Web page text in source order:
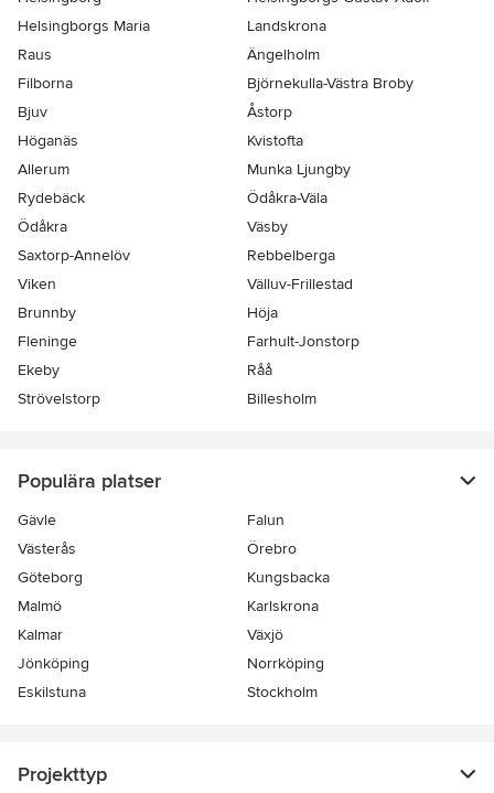
Helsingborgs Maria
Landskrona
Raus
Ängelholm
Filborna
Björnekulla-Västra Broby
Bjuv
Åstorp
Höganäs
Kvistofta
Allerum
Munka Ljungby
Rydebäck
Ödåkra-Väla
Ödåkra
Väsby
Saxtorp-Annelöv
Rebbelberga
Viken
Välluv-Frillestad
Brunnby
Höja
Fleninge
Farhult-Jonstorp
Ekeby
Råå
Strövelstorp
Billesholm
Populära platser
Gävle
Falun
Västerås
Örebro
Göteborg
Kungsbacka
Malmö
Karlskrona
Kalmar
Växjö
Jönköping
Norrköping
Eskilstuna
Stockholm
Projekttyp